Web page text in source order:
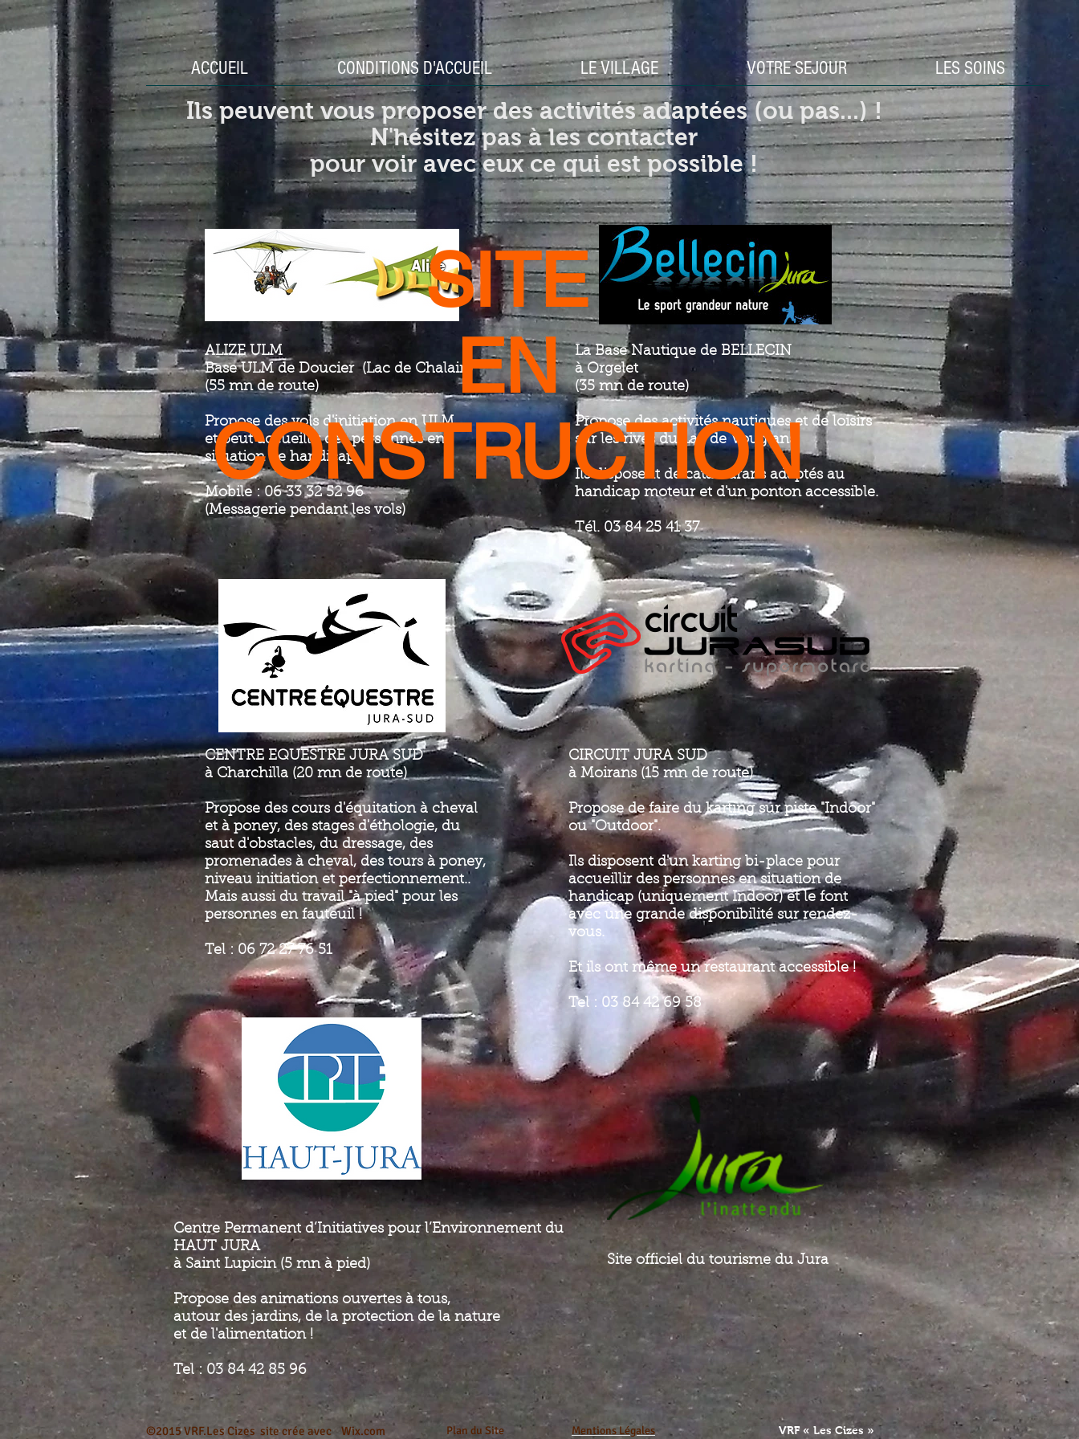
ACCUEIL CONDITIONS D'ACCUEIL LE VILLAGE VOTRE SEJOUR LES SOINS
Ils peuvent vous proposer des activités adaptées (ou pas...) !
N'hésitez pas à les contacter
pour voir avec eux ce qui est possible !
ALIZE ULM
Base ULM de Doucier (Lac de Chalain)
(55 mn de route)
Propose des vols d'initiation en ULM,
et peut accueillir des personnes en
situation de handicap
Mobile : 06 33 32 52 96
(Messagerie pendant les vols)
La Base Nautique de BELLECIN
à Orgelet
(35 mn de route)
Propose des activités nautiques et de loisirs
sur les rives du Lac de Vouglans.
Ils disposent de catamarans adaptés au
handicap moteur et d'un ponton accessible.
Tél. 03 84 25 41 37
SITE
EN
CONSTRUCTION
CENTRE EQUESTRE JURA SUD
à Charchilla (20 mn de route)
Propose des cours d'équitation à cheval
et à poney, des stages d'éthologie, du
saut d'obstacles, du dressage, des
promenades à cheval, des tours à poney,
niveau initiation et perfectionnement..
Mais aussi du travail "à pied" pour les
personnes en fauteuil !
Tel : 06 72 27 76 51
CIRCUIT JURA SUD
à Moirans (15 mn de route)
Propose de faire du karting sur piste "Indoor"
ou "Outdoor".
Ils disposent d'un karting bi-place pour
accueillir des personnes en situation de
handicap (uniquement Indoor) et le font
avec une grande disponibilité sur rendez-
vous.
Et ils ont même un restaurant accessible !
Tel : 03 84 42 69 58
Centre Permanent d’Initiatives pour l’Environnement du
HAUT JURA
à Saint Lupicin (5 mn à pied)
Propose des animationsouvertes à tous,
autour des jardins, de la protection de la nature
et de l'alimentation !
Tel : 03 84 42 85 96
Site officiel du tourisme du Jura
©2015 VRF.Les Cizes site crée avec Wix.com Plan du Site Mentions Légales
VRF « Les Cizes »